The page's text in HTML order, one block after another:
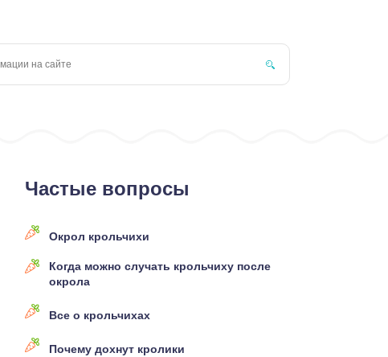
Частые вопросы
Окрол крольчихи
Когда можно случать крольчиху после
окрола
Все о крольчихах
Почему дохнут кролики